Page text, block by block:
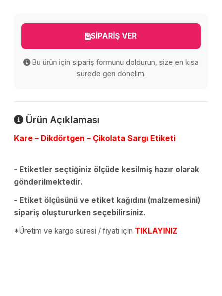
SİPARİŞ VER
Bu ürün için sipariş formunu doldurun, size en kısa
sürede geri dönelim.
Ürün Açıklaması
Kare – Dikdörtgen – Çikolata Sargı Etiketi
- Etiketler seçtiğiniz ölçüde kesilmiş hazır olarak
gönderilmektedir.
- Etiket ölçüsünü ve etiket kağıdını (malzemesini)
sipariş oluştururken seçebilirsiniz.
*Üretim ve kargo süresi / fiyatı için TIKLAYINIZ